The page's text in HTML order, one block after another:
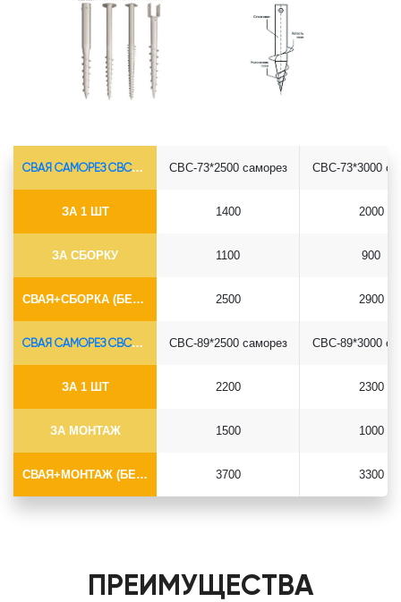
СВАЯ САМОРЕЗ СВС-Ø73*5.5
ЗА 1 ШТ
ЗА СБОРКУ
СВАЯ+СБОРКА (БЕЗ ОГОЛОВКА)
СВС-73*2500 саморез
1400
1100
2500
СВС-73*3000
2000
900
2900
СВАЯ САМОРЕЗ СВС-Ø89*6.5
ЗА 1 ШТ
ЗА МОНТАЖ
СВАЯ+МОНТАЖ (БЕЗ ОГОЛОВКА)
СВС-89*2500 саморез
2200
1500
3700
СВС-89*3000
2300
1000
3300
ПРЕИМУЩЕСТВА